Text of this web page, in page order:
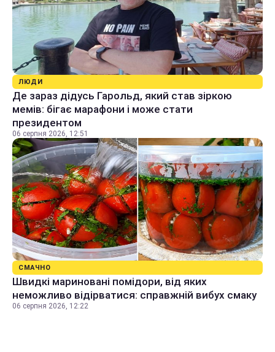
ЛЮДИ
Де зараз дідусь Гарольд, який став зіркою
мемів: бігає марафони і може стати
президентом
06 серпня 2026, 12:51
СМАЧНО
Швидкі мариновані помідори, від яких
неможливо відірватися: справжній вибух смаку
06 серпня 2026, 12:22